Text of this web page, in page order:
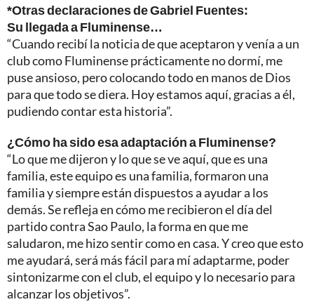
*Otras declaraciones de Gabriel Fuentes:
Su llegada a Fluminense…
“Cuando recibí la noticia de que aceptaron y venía a un
club como Fluminense prácticamente no dormí, me
puse ansioso, pero colocando todo en manos de Dios
para que todo se diera. Hoy estamos aquí, gracias a él,
pudiendo contar esta historia”.
¿Cómo ha sido esa adaptación a Fluminense?
“Lo que me dijeron y lo que se ve aquí, que es una
familia, este equipo es una familia, formaron una
familia y siempre están dispuestos a ayudar a los
demás. Se refleja en cómo me recibieron el día del
partido contra Sao Paulo, la forma en que me
saludaron, me hizo sentir como en casa. Y creo que esto
me ayudará, será más fácil para mí adaptarme, poder
sintonizarme con el club, el equipo y lo necesario para
alcanzar los objetivos”.